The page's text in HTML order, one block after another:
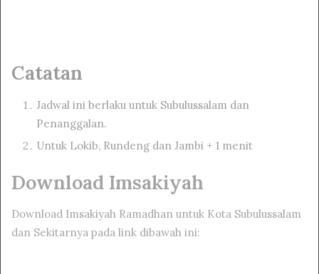
Catatan
Jadwal ini berlaku untuk Subulussalam dan
Penanggalan.
Untuk Lokib, Rundeng dan Jambi + 1 menit
Download Imsakiyah
Download Imsakiyah Ramadhan untuk Kota Subulussalam
dan Sekitarnya pada link dibawah ini: